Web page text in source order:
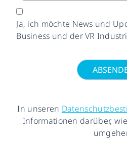
Ja, ich möchte News und
Business und der VR
In unseren
Informationen darüber,